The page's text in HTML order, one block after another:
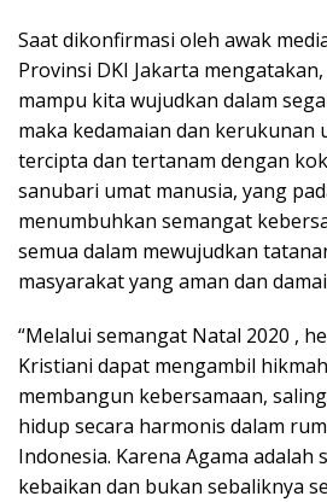
Saat dikonfirmasi oleh awak
Provinsi DKI Jakarta
mampu kita wujudkan dalam
maka kedamaian dan kerukunan
tercipta dan tertanam dengan
sanubari umat manusia, yang
menumbuhkan semangat
semua dalam mewujudkan
masyarakat yang aman dan
“Melalui semangat Natal 2020 ,
Kristiani dapat mengambil
membangun kebersamaan,
hidup secara harmonis dalam
Indonesia. Karena Agama adalah
kebaikan dan bukan sebaliknya